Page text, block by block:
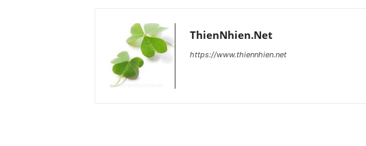
ThienNhien.Net
https://www.thiennhien.net